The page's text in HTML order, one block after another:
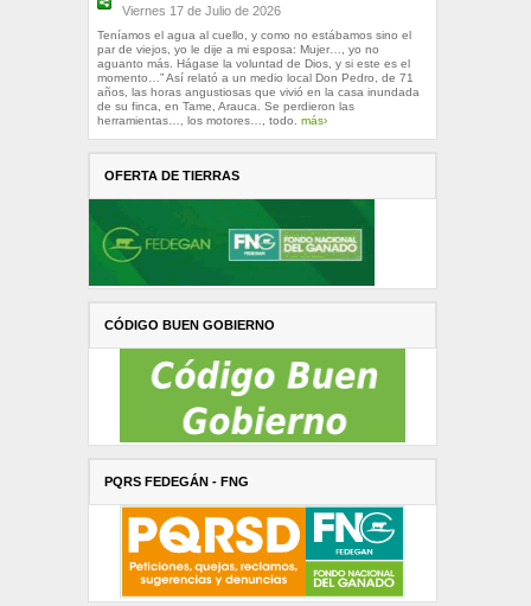
Viernes 17 de Julio de 2026
Teníamos el agua al cuello, y como no estábamos sino el
par de viejos, yo le dije a mi esposa: Mujer…, yo no
aguanto más. Hágase la voluntad de Dios, y si este es el
momento…” Así relató a un medio local Don Pedro, de 71
años, las horas angustiosas que vivió en la casa inundada
de su finca, en Tame, Arauca. Se perdieron las
herramientas…, los motores…, todo. más›
OFERTA DE TIERRAS
CÓDIGO BUEN GOBIERNO
PQRS FEDEGÁN - FNG